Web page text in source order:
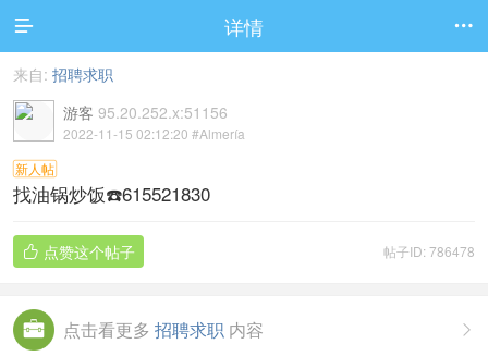
 详情 
来自: 招聘求职
游客 95.20.252.x:51156
2022-11-15 02:12:20 #Almería
新人帖
找油锅炒饭☎️615521830
帖子ID: 786478
 点赞这个帖子

点击看更多 招聘求职 内容